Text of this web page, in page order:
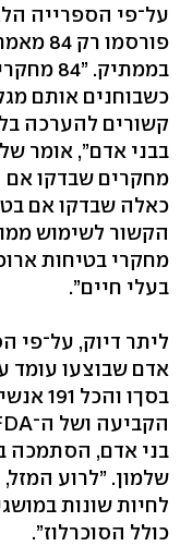
קשורים להערכה
בבני אדם”, אומר
מחקרים שבדקו אם
כאלה שבדקו אם
הקשור לשימוש
מחקרי בטיחות
בעלי חיים”.
ליתר דיוק, על־פי
אדם שבוצעו עומד
בסךו
בני אדם, הסתמכה
שלמון. ”לרוע
לחיות שונות
כולל הסוכרלוז”.